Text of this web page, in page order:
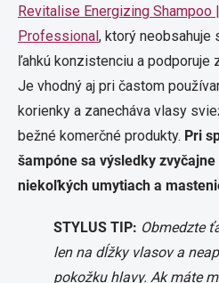
Revitalise Energizing Shampoo
Professional, ktorý neobsahuje
ľahkú konzistenciu a podporuje
Je vhodný aj pri častom
korienky a zanecháva vlasy
bežné komerčné produkty. Pri
šampóne sa výsledky
niekoľkých umytiach a
STYLUS TIP: Obmedzte
len na dĺžky vlasov a
pokožku hlavy. Ak máte